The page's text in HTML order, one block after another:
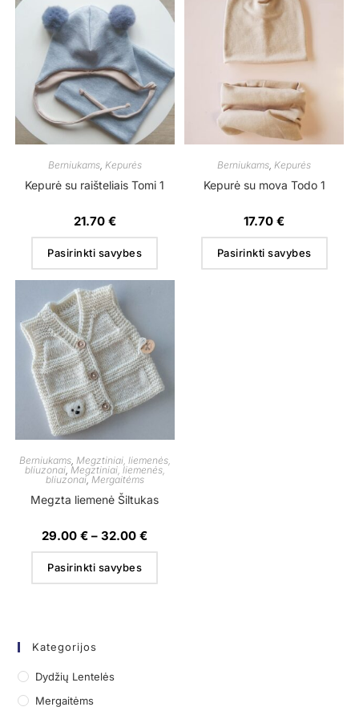
Berniukams, Kepurės
Kepurė su raišteliais Tomi 1
21.70 €
Pasirinkti savybes
Berniukams,Kepurės
Kepurė su mova Todo 1
17.70€
Pasirinkti savybes
Berniukams, Megztiniai, liemenės,
bliuzonai, Megztiniai, liemenės,
bliuzonai, Mergaitėms
Megzta liemenė Šiltukas
29.00€ – 32.00€
Pasirinkti savybes
Kategorijos
Dydžių Lentelės
Mergaitėms